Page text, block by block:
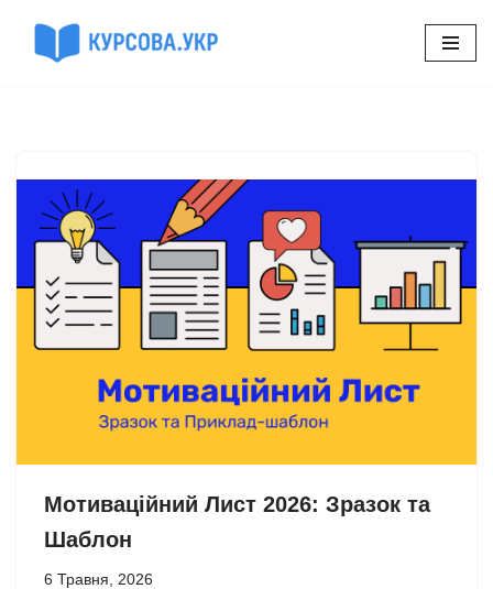
Перейти
Мотиваційний Лист 2026: Зразок та
Шаблон
6 Травня, 2026